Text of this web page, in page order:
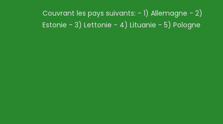
Couvrant les pays suivants: - 1) Allemagne - 2)
Estonie - 3) Lettonie - 4) Lituanie - 5) Pologne